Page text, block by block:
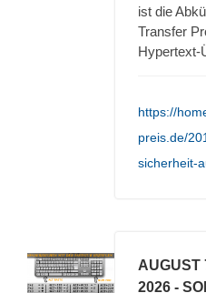
ist die
Transfer
Hypertext-
https://
preis.de/
sicherheit-
AUGUST
2026 -